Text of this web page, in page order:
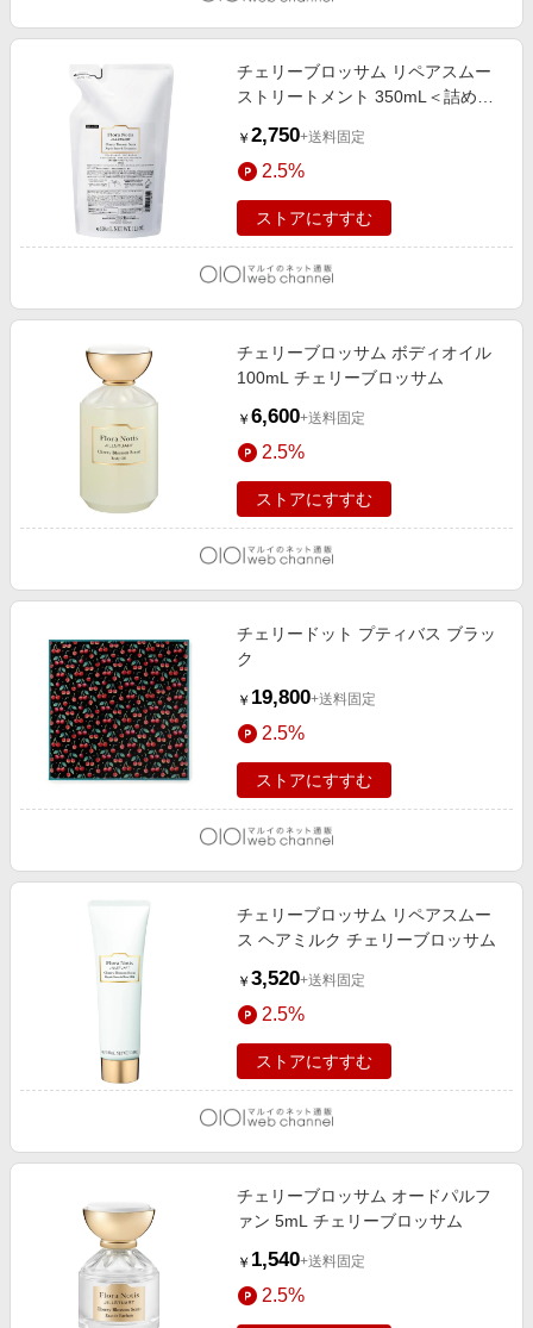
チェリーブロッサム リペアスムー
ストリートメント 350mL＜詰め替
￥ 2,750+送料固定
2.5%
ストアにすすむ
チェリーブロッサム ボディオイル
100mL チェリーブロッサム
￥ 6,600+送料固定
2.5%
ストアにすすむ
チェリードット プティバス ブラッ
ク
￥ 19,800+送料固定
2.5%
ストアにすすむ
チェリーブロッサム リペアスムー
ス ヘアミルク チェリーブロッサム
￥ 3,520+送料固定
2.5%
ストアにすすむ
チェリーブロッサム オードパルフ
ァン 5mL チェリーブロッサム
￥ 1,540+送料固定
2.5%